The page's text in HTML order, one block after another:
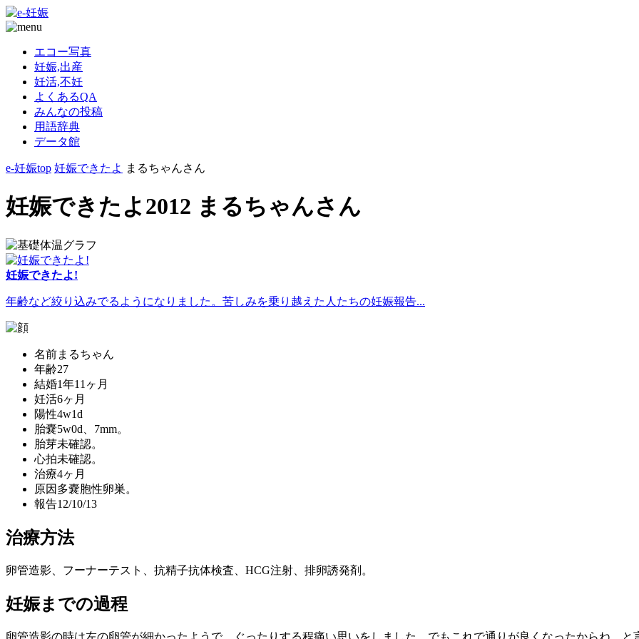
エコー写真
妊娠,出産
妊活,不妊
よくあるQA
みんなの投稿
用語辞典
データ館
e-妊娠top 妊娠できたよ まるちゃんさん
妊娠できたよ2012 まるちゃんさん
妊娠できたよ!
年齢など絞り込みでるようになりました。苦しみを乗り越えた人たちの妊娠報告...
名前まるちゃん
年齢27
結婚1年11ヶ月
妊活6ヶ月
陽性4w1d
胎嚢5w0d、7mm。
胎芽未確認。
心拍未確認。
治療4ヶ月
原因 多嚢胞性卵巣。
報告12/10/13
治療方法
卵管造影、フーナーテスト、抗精子抗体検査、HCG注射、排卵誘発剤。
妊娠までの過程
卵管造影の時は左の卵管が細かったようで、ぐったりする程痛い思いをしました。でもこれで通りが良くなったからね。と